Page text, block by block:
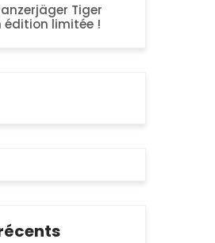
Tiger
édition limitée !